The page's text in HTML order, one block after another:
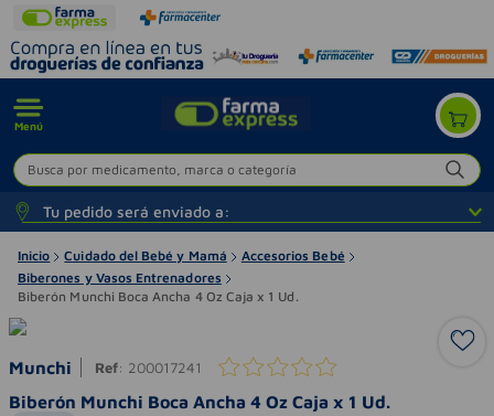
Menú
Busca por medicamento, marca o categoría
Tu pedido será enviado a:
Inicio Cuidado del Bebé y Mamá
Accesorios Bebé
Biberones y Vasos Entrenadores
Biberón Munchi Boca Ancha 4 Oz Caja x 1 Ud.
Munchi Ref: 200017241
Biberón Munchi Boca Ancha 4 Oz Caja x 1 Ud.